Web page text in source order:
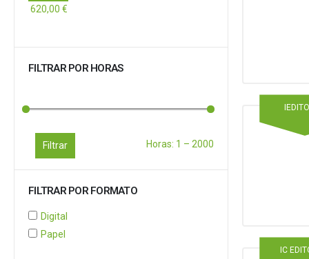
IC
620,00 €
FILTRAR POR HORAS
Filtrar Horas: 1 – 2000
FILTRAR POR FORMATO
Digital
Papel